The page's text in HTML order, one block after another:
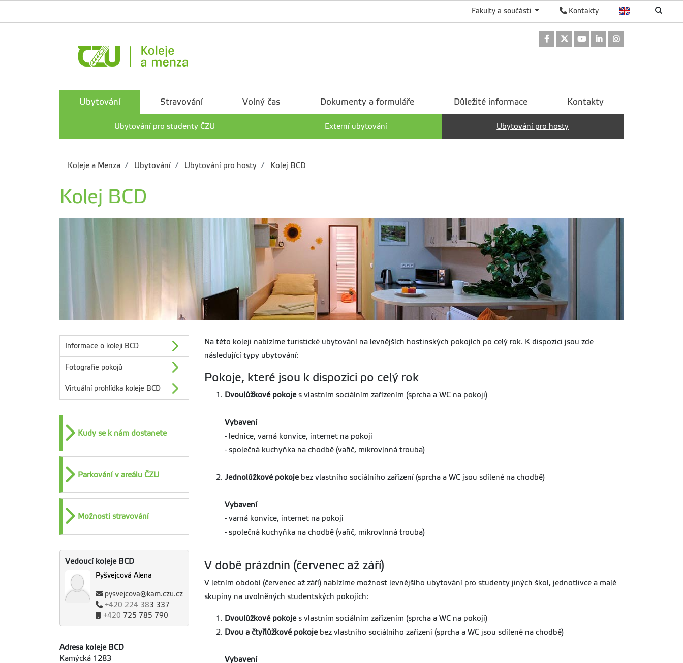
Kontakty
Fakulty a součásti
Odkaz na Facebook
Odkaz na Twitter
Odkaz na Youtube
Odkaz na LinkedIn
Ubytování
Ubytování pro studenty ČZU Externí ubytování Ubytování pro hosty
Stravování Volný čas Dokumenty a formuláře Důležité informace Kontakty
Koleje a Menza Ubytování Ubytování pro hosty Kolej BCD
Kolej BCD
Informace o koleji BCD
Fotografie pokojů
Virtuální prohlídka koleje BCD
Kudy se k nám dostanete
Parkování v areálu ČZU
Možnosti stravování
Vedoucí koleje BCD
Pyšvejcová Alena
pysvejcova@kam.czu.cz
+420 224 383 337
+420 725 785 790
Adresa koleje BCD
Kamýcká 1283
Na této koleji nabízíme turistické ubytování na levnějších hostinských pokojích po celý rok. K dispozici jsou zde
následující typy ubytování:
Pokoje, které jsou k dispozici po celý rok
Dvoulůžkové pokojes vlastním sociálním zařízením (sprcha a WC na pokoji)
Vybavení
- lednice, varná konvice, internet na pokoji
- společná kuchyňka na chodbě (vařič, mikrovlnná trouba)
Jednolůžkové pokojebez vlastního sociálního zařízení (sprcha a WC jsou sdílené na chodbě)
Vybavení
- varná konvice, internet na pokoji
- společná kuchyňka na chodbě (vařič, mikrovlnná trouba)
V době prázdnin (červenec až září)
V letním období (červenec až září) nabízíme možnost levnějšího ubytování pro studenty jiných škol, jednotlivce a malé
skupiny na uvolněných studentských pokojích:
Dvoulůžkové pokojes vlastním sociálním zařízením (sprcha a WC na pokoji)
Dvou a čtyřlůžkové pokojebez vlastního sociálního zařízení (sprcha a WC jsou sdílené na chodbě)
Vybavení